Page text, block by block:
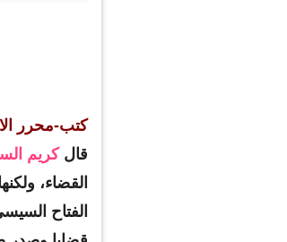
كتب-محرر
قالكريم
القضاء،
الفتاح